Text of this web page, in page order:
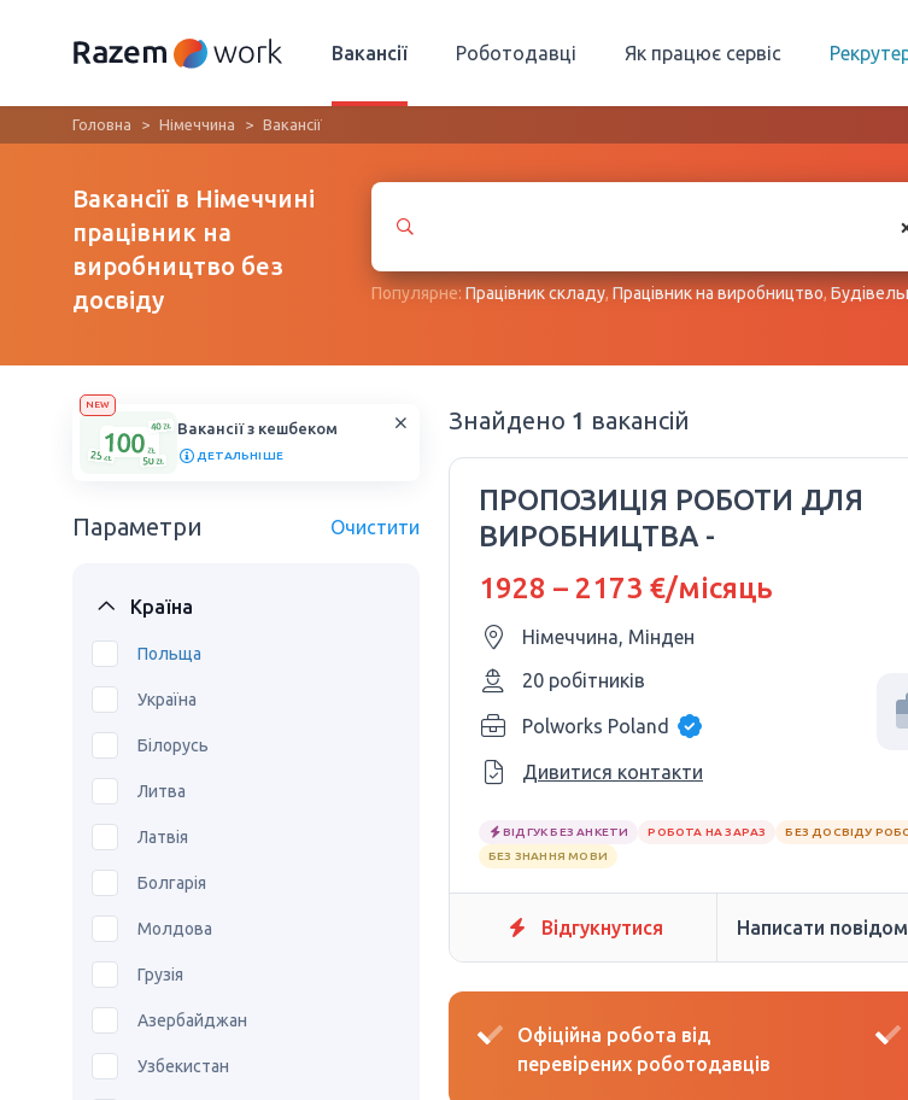
Вакансії Роботодавці Як працює сервіс
Головна Німеччина Вакансії
Вакансії в Німеччині
працівник на
виробництво без
досвіду
Популярне:Працівник складу,Працівник на виробництво,
NEW
Вакансії з кешбеком
ДЕТАЛЬНІШЕ
Параметри Очистити
Країна
Польща
Україна
Білорусь
Литва
Латвія
Болгарія
Молдова
Грузія
Азербайджан
Узбекистан
Знайдено 1 вакансій
ПРОПОЗИЦІЯ РОБОТИ ДЛЯ
ВИРОБНИЦТВА -
1928 – 2173 €/місяць
Німеччина, Мінден
20 робітників
Polworks Poland
Дивитися контакти
ВІДГУК БЕЗ АНКЕТИ РОБОТА НА ЗАРАЗ
БЕЗ ДОСВІДУ
БЕЗ ЗНАННЯ МОВИ
Відгукнутися Написати
Офіційна робота від
перевірених роботодавців